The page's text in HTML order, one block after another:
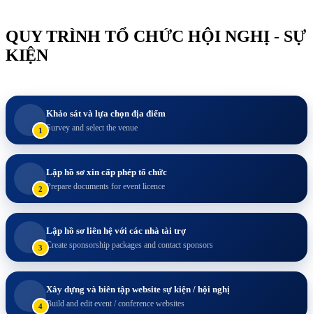
QUY TRÌNH TỔ CHỨC HỘI NGHỊ - SỰ
KIỆN
1
Khảo sát và lựa chọn địa điểm
Survey and select the venue
2
Lập hồ sơ xin cấp phép tổ chức
Prepare documents for event licence
3
Lập hồ sơ liên hệ với các nhà tài trợ
Create sponsorship packages and contact sponsors
4
Xây dựng và biên tập website sự kiện / hội nghị
Build and edit event / conference websites